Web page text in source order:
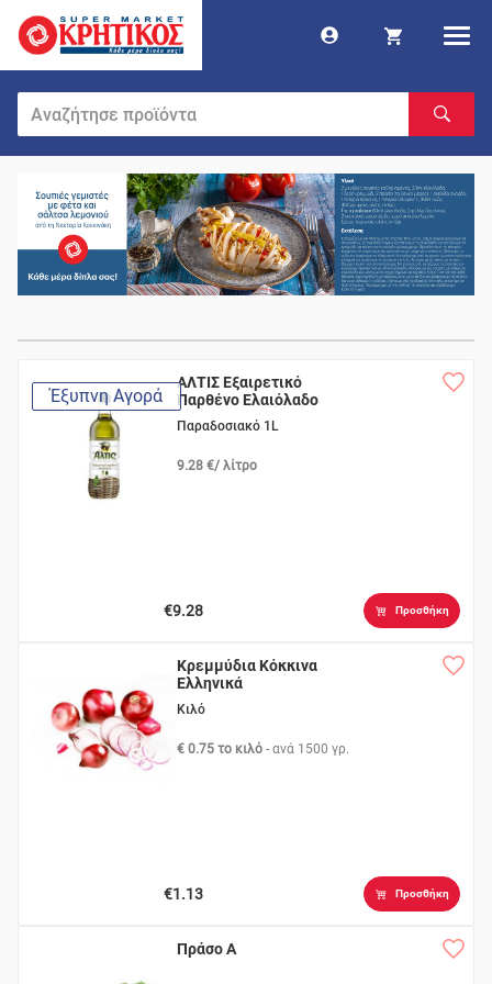
Έξυπνη Αγορά
ΑΛΤΙΣ Εξαιρετικό
Παρθένο Ελαιόλαδο
Παραδοσιακό 1L
9.28 €/ λίτρο
€9.28 Προσθήκη
Κρεμμύδια Κόκκινα
Ελληνικά
Κιλό
€ 0.75 το κιλό - ανά 1500 γρ.
€1.13 Προσθήκη
Πράσο Α